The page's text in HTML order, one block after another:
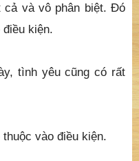
cả và vô phân biệt. Đó
kiện.
tình yêu cũng có rất
vào điều kiện.